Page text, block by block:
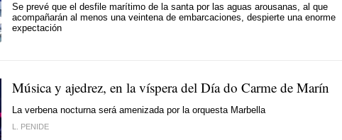
Se prevé que el desfile marítimo de la santa por las aguas arousanas, al que
acompañarán al menos una veintena de embarcaciones, despierte una enorme
expectación
Música y ajedrez, en la víspera del Día do Carme de Marín
La verbena nocturna será amenizada por la orquesta Marbella
L. PENIDE